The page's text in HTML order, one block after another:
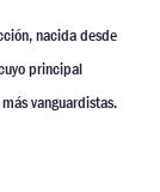
nacida desde
principal
vanguardistas.